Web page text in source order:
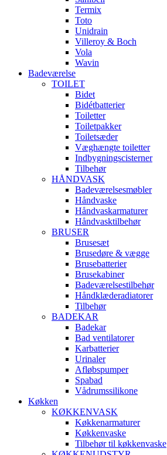
Termix
Toto
Unidrain
Villeroy & Boch
Vola
Wavin
Badeværelse
TOILET
Bidet
Bidétbatterier
Toiletter
Toiletpakker
Toiletsæder
Væghængte toiletter
Indbygningscisterner
Tilbehør
HÅNDVASK
Badeværelsesmøbler
Håndvaske
Håndvaskarmaturer
Håndvasktilbehør
BRUSER
Brusesæt
Brusedøre & vægge
Brusebatterier
Brusekabiner
Badeværelsestilbehør
Håndklæderadiatorer
Tilbehør
BADEKAR
Badekar
Bad ventilatorer
Karbatterier
Urinaler
Afløbspumper
Spabad
Vådrumssilikone
Køkken
KØKKENVASK
Køkkenarmaturer
Køkkenvaske
Tilbehør til køkkenvaske